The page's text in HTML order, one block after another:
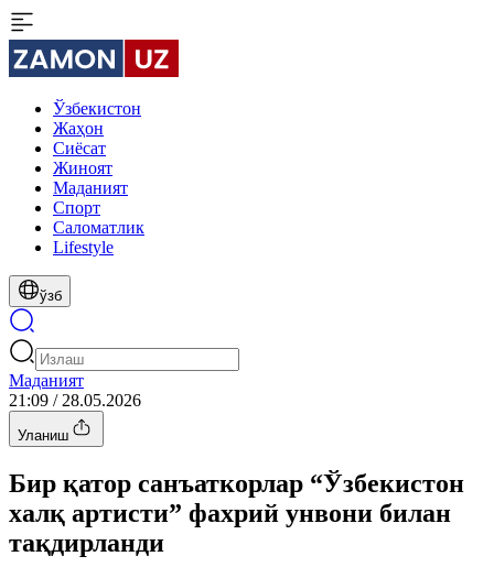
Ўзбекистон
Жаҳон
Сиёсат
Жиноят
Маданият
Спорт
Cаломатлик
Lifestyle
ўзб
Маданият
21:09 / 28.05.2026
Уланиш
Бир қатор санъаткорлар “Ўзбекистон
халқ артисти” фахрий унвони билан
тақдирланди